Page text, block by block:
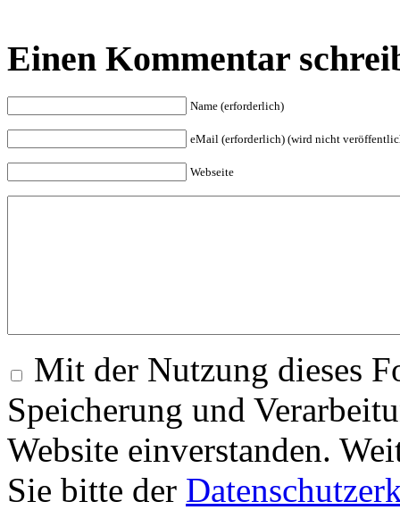
Einen Kommentar
Name (erforderlich)
eMail (erforderlich) (wird nicht
Webseite
Mit der Nutzung dieses
Speicherung und
Website einverstanden.
Sie bitte der